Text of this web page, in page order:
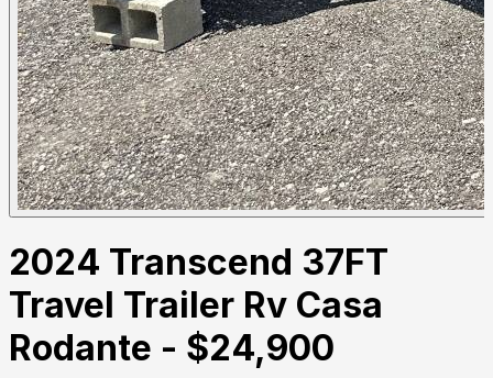
2024 Transcend 37FT
Travel Trailer Rv Casa
Rodante - $24,900